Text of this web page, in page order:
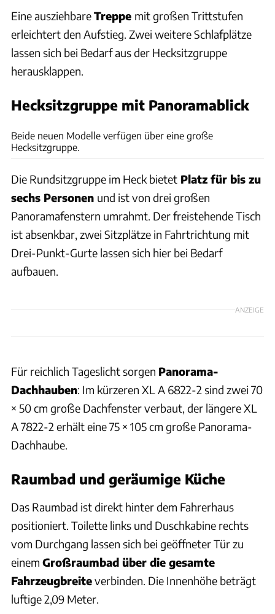
Eine ausziehbareTreppe mit großen Trittstufen
erleichtert den Aufstieg. Zwei weitere Schlafplätze
lassen sich bei Bedarf aus der Hecksitzgruppe
herausklappen.
Hecksitzgruppe mit PanoramablickDethleffs
Beide neuen Modelle verfügen über eine große
Hecksitzgruppe.
Die Rundsitzgruppe im Heck bietet Platz für bis zu
sechs Personen und ist von drei großen
Panoramafenstern umrahmt. Der freistehende Tisch
ist absenkbar, zwei Sitzplätze in Fahrtrichtung mit
Drei-Punkt-Gurte lassen sich hier bei Bedarf
aufbauen.
ANZEIGE
Für reichlich Tageslicht sorgen Panorama-
Dachhauben: Im kürzeren XL A 6822-2 sind zwei 70
× 50 cm große Dachfenster verbaut, der längere XL
A 7822-2 erhält eine 75 × 105 cm große Panorama-
Dachhaube.
Raumbad und geräumige Küche
Das Raumbad ist direkt hinter dem Fahrerhaus
positioniert. Toilette links und Duschkabine rechts
vom Durchgang lassen sich bei geöffneter Tür zu
einem Großraumbad über die gesamte
Fahrzeugbreiteverbinden. Die Innenhöhe beträgt
luftige 2,09 Meter.